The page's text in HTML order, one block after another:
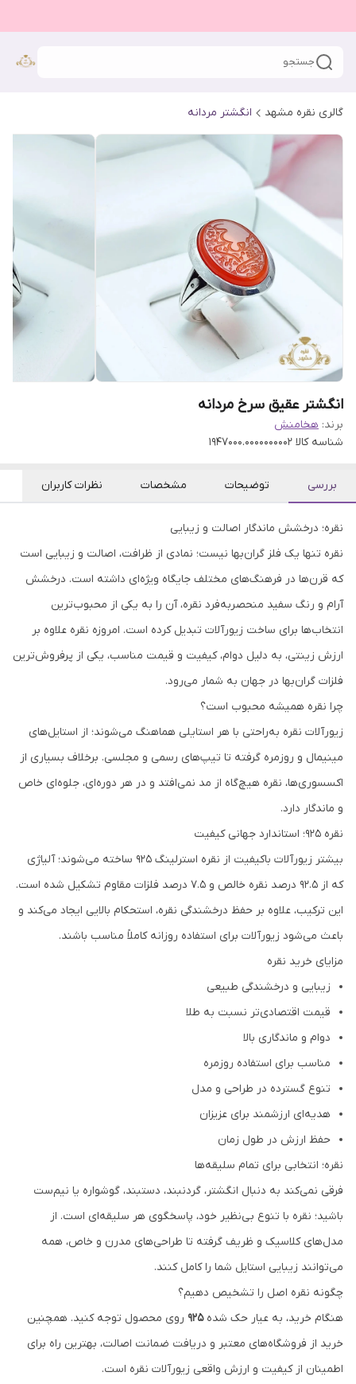
جستجو
گالری نقره مشهد انگشتر مردانه
انگشتر عقیق سرخ مردانه
برند: هخامنش
شناسه کالا 1947000.0000000002
بررسی توضیحات مشخصات نظرات کاربران
نقره؛ درخشش ماندگار اصالت و زیبایی
نقره تنها یک فلز گران‌بها نیست؛ نمادی از ظرافت، اصالت و زیبایی است
که قرن‌ها در فرهنگ‌های مختلف جایگاه ویژه‌ای داشته است. درخشش
آرام و رنگ سفید منحصربه‌فرد نقره، آن را به یکی از محبوب‌ترین
انتخاب‌ها برای ساخت زیورآلات تبدیل کرده است. امروزه نقره علاوه بر
ارزش زینتی، به دلیل دوام، کیفیت و قیمت مناسب، یکی از پرفروش‌ترین
فلزات گران‌بها در جهان به شمار می‌رود.
چرا نقره همیشه محبوب است؟
زیورآلات نقره به‌راحتی با هر استایلی هماهنگ می‌شوند؛ از استایل‌های
مینیمال و روزمره گرفته تا تیپ‌های رسمی و مجلسی. برخلاف بسیاری از
اکسسوری‌ها، نقره هیچ‌گاه از مد نمی‌افتد و در هر دوره‌ای، جلوه‌ای خاص
و ماندگار دارد.
نقره ۹۲۵؛ استاندارد جهانی کیفیت
بیشتر زیورآلات باکیفیت از نقره استرلینگ ۹۲۵ ساخته می‌شوند؛ آلیاژی
که از ۹۲.۵ درصد نقره خالص و ۷.۵ درصد فلزات مقاوم تشکیل شده است.
این ترکیب، علاوه بر حفظ درخشندگی نقره، استحکام بالایی ایجاد می‌کند و
باعث می‌شود زیورآلات برای استفاده روزانه کاملاً مناسب باشند.
مزایای خرید نقره
زیبایی و درخشندگی طبیعی
قیمت اقتصادی‌تر نسبت به طلا
دوام و ماندگاری بالا
مناسب برای استفاده روزمره
تنوع گسترده در طراحی و مدل
هدیه‌ای ارزشمند برای عزیزان
حفظ ارزش در طول زمان
نقره؛ انتخابی برای تمام سلیقه‌ها
فرقی نمی‌کند به دنبال انگشتر، گردنبند، دستبند، گوشواره یا نیم‌ست
باشید؛ نقره با تنوع بی‌نظیر خود، پاسخگوی هر سلیقه‌ای است. از
مدل‌های کلاسیک و ظریف گرفته تا طراحی‌های مدرن و خاص، همه
می‌توانند زیبایی استایل شما را کامل کنند.
چگونه نقره اصل را تشخیص دهیم؟
هنگام خرید، به عیار حک شده925 روی محصول توجه کنید. همچنین
خرید از فروشگاه‌های معتبر و دریافت ضمانت اصالت، بهترین راه برای
اطمینان از کیفیت و ارزش واقعی زیورآلات نقره است.